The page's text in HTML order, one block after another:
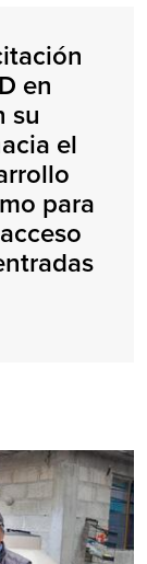
en
su
el
para